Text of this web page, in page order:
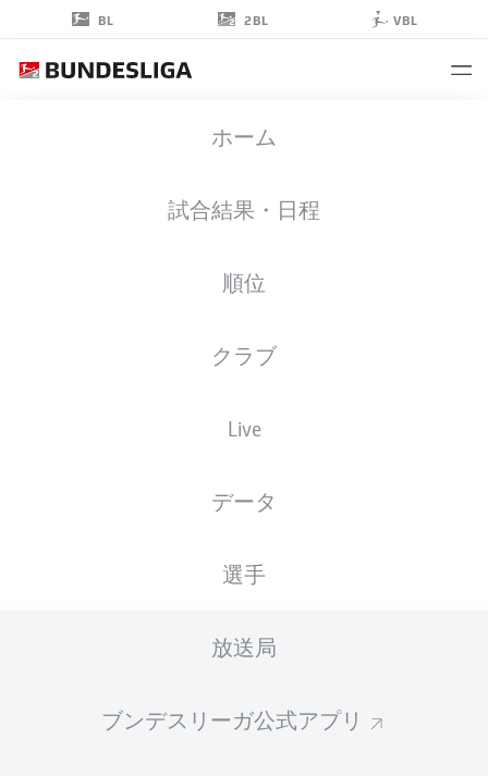
BL 2BL VBL
ホーム
試合結果・日程
順位
クラブ
Live
データ
選手
放送局
ブンデスリーガ公式アプリ
13.05.2002